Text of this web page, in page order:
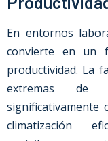
En entornos
convierte en un
productividad. La
extremas de
significativamente
climatización